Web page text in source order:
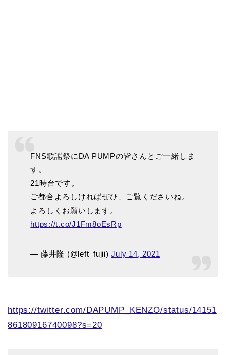
FNS歌謡祭にDA PUMPの皆さんとご一緒しま
す。
21時台です。
ご都合よろしければぜひ、ご覧くださいね。
よろしくお願いします。
https://t.co/J1Fm8oEsRp
— 藤井隆 (@left_fujii)July 14, 2021
https://twitter.com/DAPUMP_KENZO/status/14151
86180916740098?s=20